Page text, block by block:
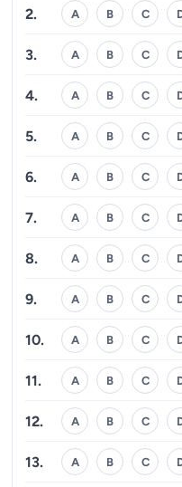
2. A B C
3. A B C
4. A B C
5. A B C
6. A B C
7. A B C
8. A B C
9. A B C
10. A B C
11. A B C
12. A B C
13. A B C